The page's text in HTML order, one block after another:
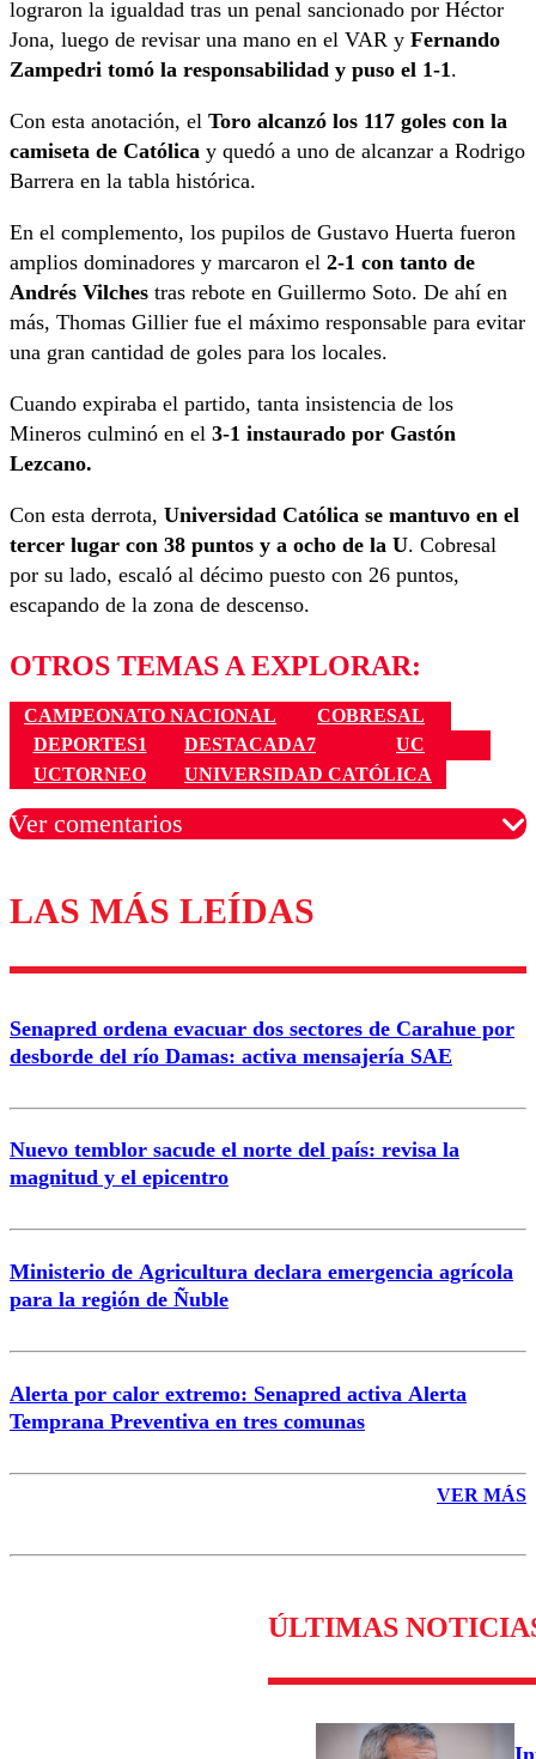
lograron la igualdad tras un penal sancionado por Héctor
Jona, luego de revisar una mano en el VAR y Fernando
Zampedri tomó la responsabilidad y puso el 1-1 .
Con esta anotación, el Toro alcanzó los 117 goles con la
camiseta de Católica y quedó a uno de alcanzar a Rodrigo
Barrera en la tabla histórica.
En el complemento, los pupilos de Gustavo Huerta fueron
amplios dominadores y marcaron el 2-1 con tanto de
Andrés Vilches tras rebote en Guillermo Soto. De ahí en
más, Thomas Gillier fue el máximo responsable para evitar
una gran cantidad de goles para los locales.
Cuando expiraba el partido, tanta insistencia de los
Mineros culminó en el 3-1 instaurado por Gastón
Lezcano.
Con esta derrota, Universidad Católica se mantuvo en el
tercer lugar con 38 puntos y a ocho de la U. Cobresal
por su lado, escaló al décimo puesto con 26 puntos,
escapando de la zona de descenso.
OTROS TEMAS A EXPLORAR:
CAMPEONATO NACIONAL
COBRESAL
DEPORTES1
DESTACADA7
UC
UCTORNEO
UNIVERSIDAD CATÓLICA
Ver comentarios
Los comentarios son moderados para garantizar un
diálogo respetuoso.
Correo
LAS MÁS LEÍDAS
Senapred ordena evacuar dos sectores de Carahue por
desborde del río Damas: activa mensajería SAE
Nuevo temblor sacude el norte del país: revisa la
magnitud y el epicentro
Ministerio de Agricultura declara emergencia agrícola
para la región de Ñuble
Alerta por calor extremo: Senapred activa Alerta
Temprana Preventiva en tres comunas
VER MÁS
ÚLTIMAS